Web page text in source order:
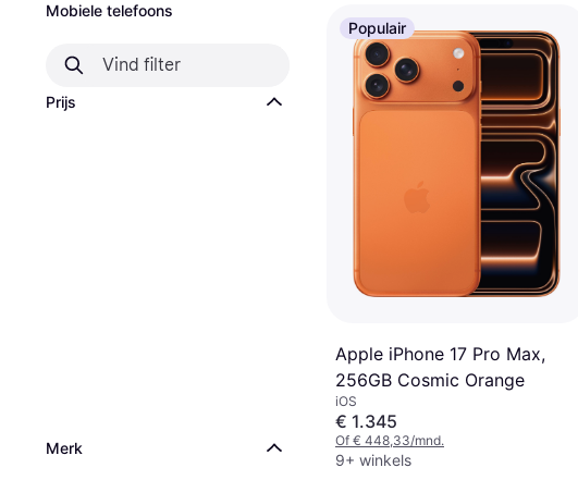
Mobiele telefoons
Prijs
Merk
Populair
Apple iPhone 17 Pro Max,
256GB Cosmic Orange
iOS
€ 1.345
Of € 448,33/mnd.
9+ winkels